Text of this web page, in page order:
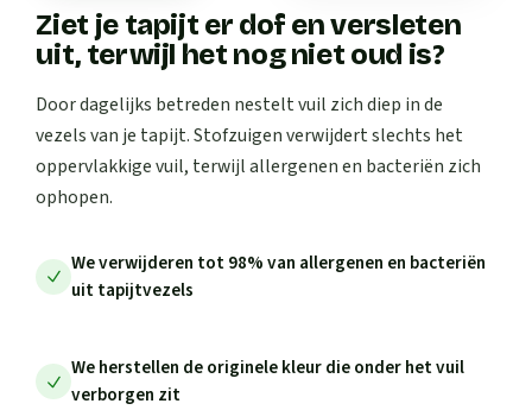
Ziet je tapijt er dof en versleten
uit, terwijl het nog niet oud is?
Door dagelijks betreden nestelt vuil zich diep in de
vezels van je tapijt. Stofzuigen verwijdert slechts het
oppervlakkige vuil, terwijl allergenen en bacteriën zich
ophopen.
We verwijderen tot 98% van allergenen en bacteriën
uit tapijtvezels
We herstellen de originele kleur die onder het vuil
verborgen zit